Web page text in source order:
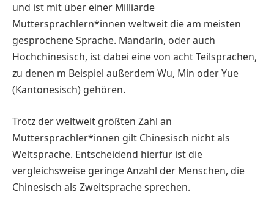
und ist mit über einer Milliarde
Muttersprachlern*innen weltweit die am meisten
gesprochene Sprache. Mandarin, oder auch
Hochchinesisch, ist dabei eine von acht Teilsprachen,
zu denen m Beispiel außerdem Wu, Min oder Yue
(Kantonesisch) gehören.
Trotz der weltweit größten Zahl an
Muttersprachler*innen gilt Chinesisch nicht als
Weltsprache. Entscheidend hierfür ist die
vergleichsweise geringe Anzahl der Menschen, die
Chinesisch als Zweitsprache sprechen.